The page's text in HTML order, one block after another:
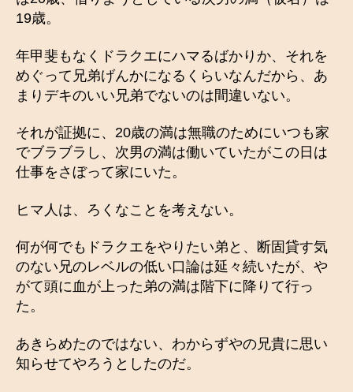
19歳。
年甲斐もなくドラクエにハマるばかりか、それを
めぐって兄弟げんかになるくらいなんだから、あ
まりデキのいい兄弟でないのは間違いない。
それが証拠に、20歳の満は無職のためにいつも家
でブラブラし、次男の満は働いていたがこの日は
仕事をさぼって家にいた。
ヒマ人は、ろくなことを考えない。
何が何でもドラクエをやりたい弟と、断固貸す気
のない兄のレベルの低い口論は延々続いたが、や
がて頭に血が上った弟の満は階下に降りて行っ
た。
あきらめたのではない、わからずやの兄貴に思い
知らせてやろうとしたのだ。